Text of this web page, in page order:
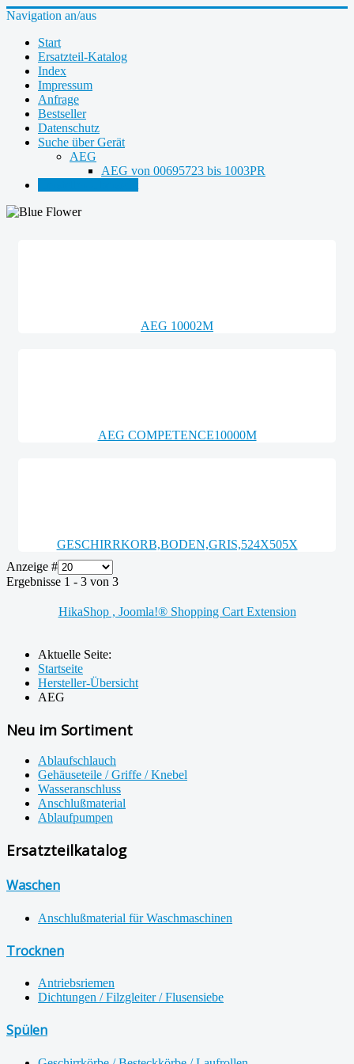
Navigation an/aus
Start
Ersatzteil-Katalog
Index
Impressum
Anfrage
Bestseller
Datenschutz
Suche über Gerät
AEG
AEG von 00695723 bis 1003PR
AEG 10002M
AEG COMPETENCE10000M
GESCHIRRKORB,BODEN,GRIS,524X505X
Anzeige #
Ergebnisse 1 - 3 von 3
HikaShop , Joomla!® Shopping Cart Extension
Aktuelle Seite:
Startseite
Hersteller-Übersicht
AEG
Neu im Sortiment
Ablaufschlauch
Gehäuseteile / Griffe / Knebel
Wasseranschluss
Anschlußmaterial
Ablaufpumpen
Ersatzteilkatalog
Waschen
Anschlußmaterial für Waschmaschinen
Trocknen
Antriebsriemen
Dichtungen / Filzgleiter / Flusensiebe
Spülen